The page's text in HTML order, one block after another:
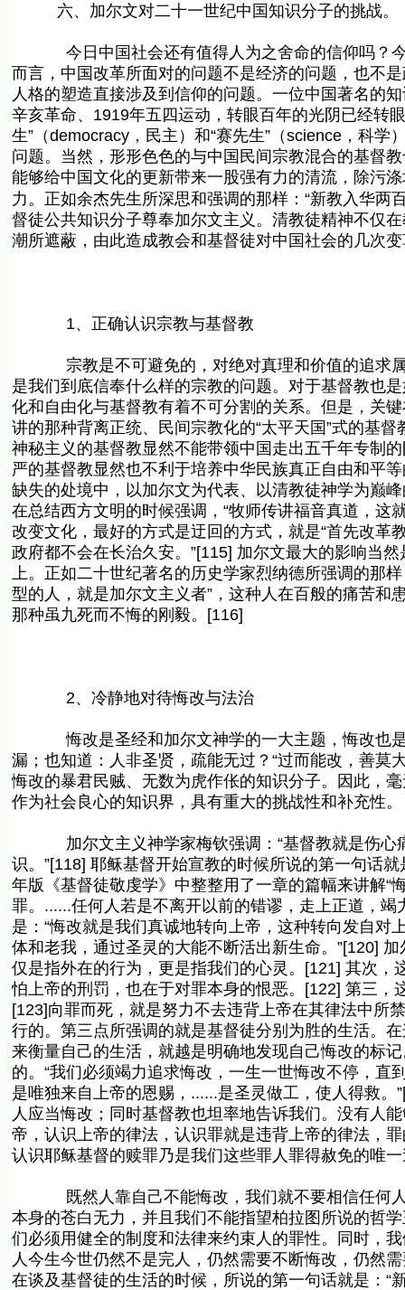
六、加尔文对二十一世纪中国知识分子的挑战。
今日中国社会还有值得人为之舍命的信仰吗？今
而言，中国改革所面对的问题不是经济的问题，也不
人格的塑造直接涉及到信仰的问题。一位中国著名的
辛亥革命、1919年五四运动，转眼百年的光阴已经转
生”（democracy，民主）和“赛先生”（science，科学
问题。当然，形形色色的与中国民间宗教混合的基督
能够给中国文化的更新带来一股强有力的清流，除污
力。正如余杰先生所深思和强调的那样：“新教入华两
督徒公共知识分子尊奉加尔文主义。清教徒精神不仅
潮所遮蔽，由此造成教会和基督徒对中国社会的几次
1、正确认识宗教与基督教
宗教是不可避免的，对绝对真理和价值的追求属
是我们到底信奉什么样的宗教的问题。对于基督教也
化和自由化与基督教有着不可分割的关系。但是，关
讲的那种背离正统、民间宗教化的“太平天国”式的基
神秘主义的基督教显然不能带领中国走出五千年专制
严的基督教显然也不利于培养中华民族真正自由和平
缺失的处境中，以加尔文为代表、以清教徒神学为巅
在总结西方文明的时候强调，“牧师传讲福音真道，这
改变文化，最好的方式是迂回的方式，就是“首先改革
政府都不会在长治久安。”[115] 加尔文最大的影响当
上。正如二十世纪著名的历史学家烈纳德所强调的那
型的人，就是加尔文主义者”，这种人在百般的痛苦
那种虽九死而不悔的刚毅。[116]
2、冷静地对待悔改与法治
悔改是圣经和加尔文神学的一大主题，悔改也是
漏；也知道：人非圣贤，疏能无过？“过而能改，善莫
悔改的暴君民贼、无数为虎作伥的知识分子。因此，
作为社会良心的知识界，具有重大的挑战性和补充性。
加尔文主义神学家梅钦强调：“基督教就是伤心痛
识。”[118] 耶稣基督开始宣教的时候所说的第一句话
年版《基督徒敬虔学》中整整用了一章的篇幅来讲解“
罪。......任何人若是不离开以前的错谬，走上正道，
是：“悔改就是我们真诚地转向上帝，这种转向发自
体和老我，通过圣灵的大能不断活出新生命。”[120]
仅是指外在的行为，更是指我们的心灵。[121] 其次
怕上帝的刑罚，也在于对罪本身的恨恶。[122] 第三
[123]向罪而死，就是努力不去违背上帝在其律法中所
行的。第三点所强调的就是基督徒分别为胜的生活。
来衡量自己的生活，就越是明确地发现自己悔改的标
的。“我们必须竭力追求悔改，一生一世悔改不停，直
是唯独来自上帝的恩赐，......是圣灵做工，使人得救
人应当悔改；同时基督教也坦率地告诉我们。没有人
帝，认识上帝的律法，认识罪就是违背上帝的律法，
认识耶稣基督的赎罪乃是我们这些罪人罪得赦免的唯
既然人靠自己不能悔改，我们就不要相信任何人
本身的苍白无力，并且我们不能指望柏拉图所说的哲
们必须用健全的制度和法律来约束人的罪性。同时，
人今生今世仍然不是完人，仍然需要不断悔改，仍然
在谈及基督徒的生活的时候，所说的第一句话就是：